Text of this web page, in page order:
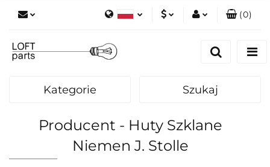
Polski
(0)
Kategorie Szukaj
Producent - Huty Szklane
Niemen J. Stolle